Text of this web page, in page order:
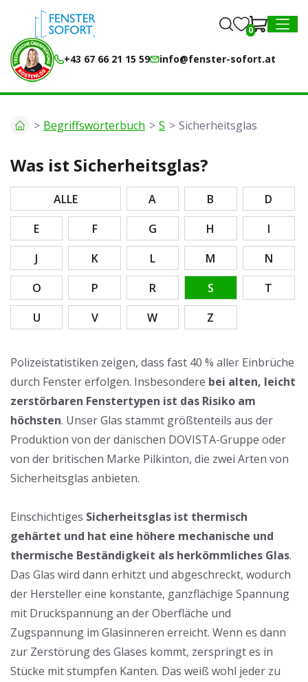
MENU
+43 67 66 21 15 59 info@fenster-sofort.at
0
Begriffswörterbuch S Sicherheitsglas
Was ist Sicherheitsglas?
ALLE A B
D
E
F G H
I
J
K L M
N
O
P R S
T
U
V W Z
Polizeistatistiken zeigen, dass fast 40 % aller Einbrüche
durch Fenster erfolgen. Insbesondere bei alten, leicht
zerstörbaren Fenstertypen ist das Risiko am
höchsten. Unser Glas stammt größtenteils aus der
Produktion von der dänischen DOVISTA-Gruppe oder
von der britischen Marke Pilkinton, die zwei Arten von
Sicherheitsglas anbieten.
Einschichtiges Sicherheitsglas ist thermisch
gehärtet und hat eine höhere mechanische und
thermische Beständigkeit als herkömmliches Glas.
Das Glas wird dann erhitzt und abgeschreckt, wodurch
der Hersteller eine konstante, ganzflächige Spannung
mit Druckspannung an der Oberfläche und
Zugspannung im Glasinneren erreicht. Wenn es dann
zur Zerstörung des Glases kommt, zerspringt es in
Stücke mit stumpfen Kanten. Das weiß wohl jeder zu